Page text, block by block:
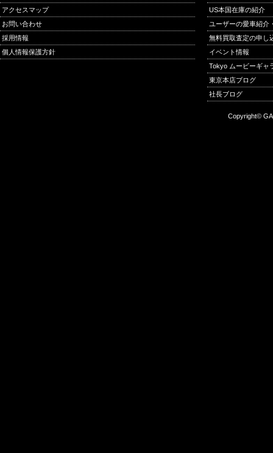
アクセスマップ
お問い合わせ
採用情報
個人情報保護方針
US本国在庫の紹介
ユーザーの愛車紹介
無料買取査定の申し
イベント情報
Tokyo ムービーギャ
東京本店ブログ
社長ブログ
Copyright©